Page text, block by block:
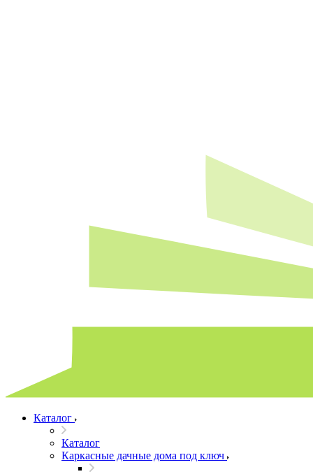
Каталог
Каталог
Каркасные дачные дома под ключ